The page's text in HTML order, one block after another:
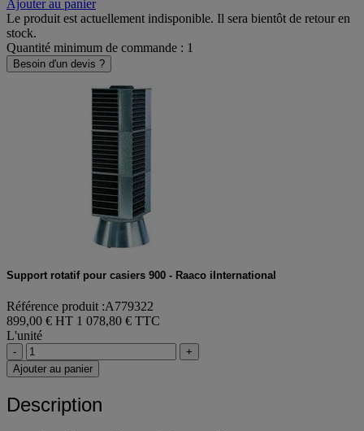
Ajouter au panier
Le produit est actuellement indisponible. Il sera bientôt de retour en
stock.
Quantité minimum de commande : 1
Besoin d'un devis ?
Support rotatif pour casiers 900 - Raaco iInternational
Référence produit :A779322
899,00 € HT 1 078,80 € TTC
L'unité
-
+
Ajouter au panier
Description